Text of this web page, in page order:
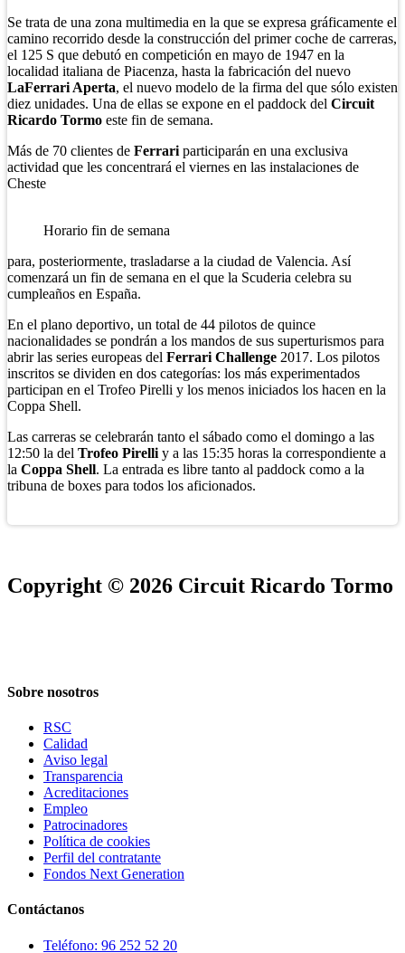
Se trata de una zona multimedia en la que se expresa gráficamente el
camino recorrido desde la construcción del primer coche de carreras,
el 125 S que debutó en competición en mayo de 1947 en la
localidad italiana de Piacenza, hasta la fabricación del nuevo
LaFerrari Aperta, el nuevo modelo de la firma del que sólo existen
diez unidades. Una de ellas se expone en el paddock del Circuit
Ricardo Tormo este fin de semana.
Más de 70 clientes de Ferrari participarán en una exclusiva
actividad que les concentrará el viernes en las instalaciones de
Cheste
Horario fin de semana
para, posteriormente, trasladarse a la ciudad de Valencia. Así
comenzará un fin de semana en el que la Scuderia celebra su
cumpleaños en España.
En el plano deportivo, un total de 44 pilotos de quince
nacionalidades se pondrán a los mandos de sus superturismos para
abrir las series europeas del Ferrari Challenge 2017. Los pilotos
inscritos se dividen en dos categorías: los más experimentados
participan en el Trofeo Pirelli y los menos iniciados los hacen en la
Coppa Shell.
Las carreras se celebrarán tanto el sábado como el domingo a las
12:50 la del Trofeo Pirelli y a las 15:35 horas la correspondiente a
la Coppa Shell. La entrada es libre tanto al paddock como a la
tribuna de boxes para todos los aficionados.
Copyright © 2026 Circuit Ricardo Tormo
Sobre nosotros
RSC
Calidad
Aviso legal
Transparencia
Acreditaciones
Empleo
Patrocinadores
Política de cookies
Perfil del contratante
Fondos Next Generation
Contáctanos
Teléfono: 96 252 52 20